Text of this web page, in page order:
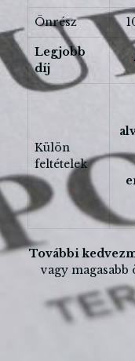
Önrész
Legjobb
díj
Külön
feltételek
További
vagy magasabb